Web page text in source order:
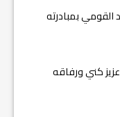
القومي بمبادرته
رغيد عزيز كني ورفاقه